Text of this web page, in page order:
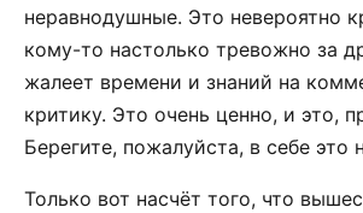
неравнодушные. Это невероятно
кому-то настолько тревожно за
жалеет времени и знаний на
критику. Это очень ценно, и это,
Берегите, пожалуйста, в себе это
Только вот насчёт того, что